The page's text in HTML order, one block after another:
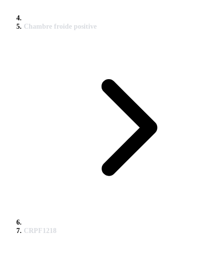
Chambre froide positive
CRPF1218